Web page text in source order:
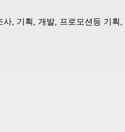
, 기획, 개발, 프로모션등 기획,